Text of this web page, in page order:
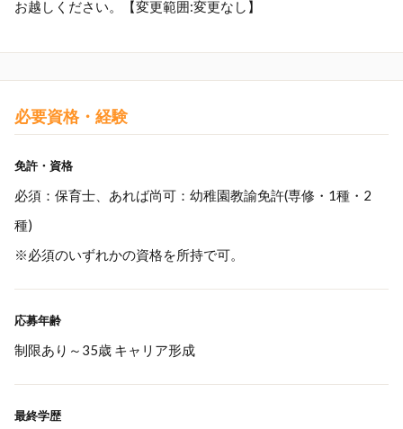
お越しください。【変更範囲:変更なし】
必要資格・経験
免許・資格
必須：保育士、あれば尚可：幼稚園教諭免許(専修・1種・2
種)
※必須のいずれかの資格を所持で可。
応募年齢
制限あり～35歳 キャリア形成
最終学歴